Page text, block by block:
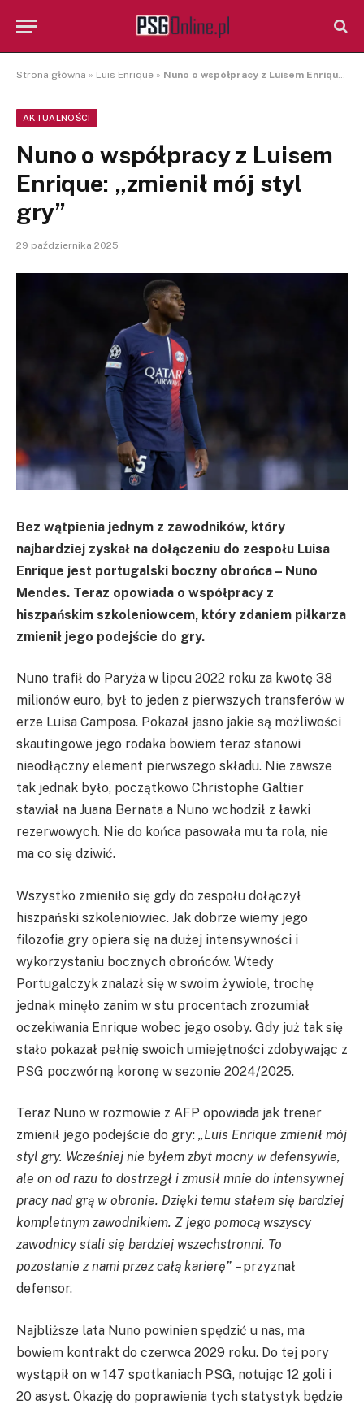
Strona główna » Luis Enrique » Nuno o współpracy z Luisem Enrique: „zmienił mój styl gry”
AKTUALNOŚCI
Nuno o współpracy z Luisem
Enrique: „zmienił mój styl
gry”
29 października 2025
Bez wątpienia jednym z zawodników, który
najbardziej zyskał na dołączeniu do zespołu Luisa
Enrique jest portugalski boczny obrońca – Nuno
Mendes. Teraz opowiada o współpracy z
hiszpańskim szkoleniowcem, który zdaniem piłkarza
zmienił jego podejście do gry.
Nuno trafił do Paryża w lipcu 2022 roku za kwotę 38
milionów euro, był to jeden z pierwszych transferów w
erze Luisa Camposa. Pokazał jasno jakie są możliwości
skautingowe jego rodaka bowiem teraz stanowi
nieodłączny element pierwszego składu. Nie zawsze
tak jednak było, początkowo Christophe Galtier
stawiał na Juana Bernata a Nuno wchodził z ławki
rezerwowych. Nie do końca pasowała mu ta rola, nie
ma co się dziwić.
Wszystko zmieniło się gdy do zespołu dołączył
hiszpański szkoleniowiec. Jak dobrze wiemy jego
filozofia gry opiera się na dużej intensywności i
wykorzystaniu bocznych obrońców. Wtedy
Portugalczyk znalazł się w swoim żywiole, trochę
jednak minęło zanim w stu procentach zrozumiał
oczekiwania Enrique wobec jego osoby. Gdy już tak się
stało pokazał pełnię swoich umiejętności zdobywając z
PSG poczwórną koronę w sezonie 2024/2025.
Teraz Nuno w rozmowie z AFP opowiada jak trener
zmienił jego podejście do gry: „Luis Enrique zmienił mój
styl gry. Wcześniej nie byłem zbyt mocny w defensywie,
ale on od razu to dostrzegł i zmusił mnie do intensywnej
pracy nad grą w obronie. Dzięki temu stałem się bardziej
kompletnym zawodnikiem. Z jego pomocą wszyscy
zawodnicy stali się bardziej wszechstronni. To
pozostanie z nami przez całą karierę” – przyznał
defensor.
Najbliższe lata Nuno powinien spędzić u nas, ma
bowiem kontrakt do czerwca 2029 roku. Do tej pory
wystąpił on w 147 spotkaniach PSG, notując 12 goli i
20 asyst. Okazję do poprawienia tych statystyk będzie